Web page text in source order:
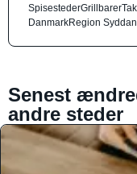
SpisestederGrillbarer
DanmarkRegion
Senest
andre steder